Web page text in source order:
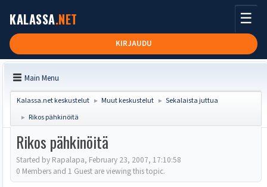
KALASSA.NET
KIRJAUDU
☰
Main Menu
Kalassa.net keskustelut ► Muut keskustelut ► Sekalaista juttua
► Rikos pähkinöitä
Rikos pähkinöitä
Started by Rapalapa, February 23, 2007, 17:10:58
0 Members and 1 Guest are viewing this topic.